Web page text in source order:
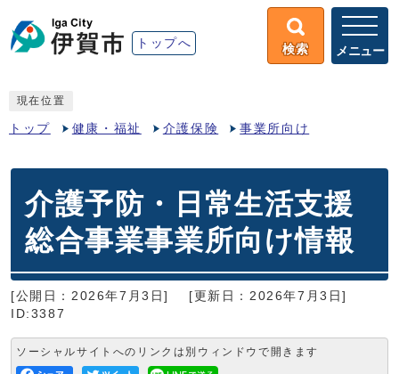
トップへ 検索 メニュー
現在位置
トップ 健康・福祉 介護保険 事業所向け
介護予防・日常生活支援
総合事業事業所向け情報
[公開日：2026年7月3日]
[更新日：2026年7月3日]
ID:3387
ソーシャルサイトへのリンクは別ウィンドウで開きます